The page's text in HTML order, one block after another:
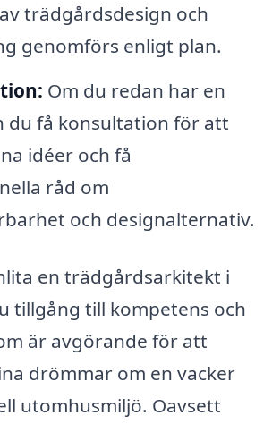
trädgårdsdesign och
genomförs enligt plan.
Om du redan har en
du få konsultation för att
idéer och få
råd om
och designalternativ.
en trädgårdsarkitekt i
tillgång till kompetens och
är avgörande för att
drömmar om en vacker
utomhusmiljö. Oavsett